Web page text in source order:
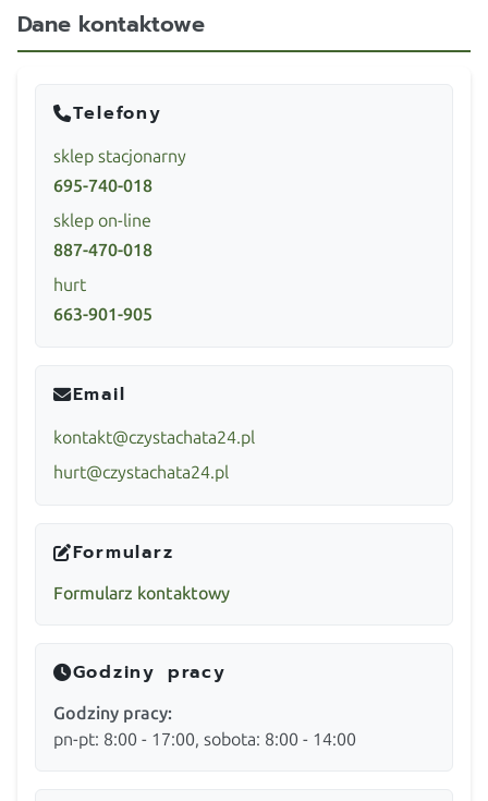
Dane kontaktowe
Telefony
sklep stacjonarny
695-740-018
sklep on-line
887-470-018
hurt
663-901-905
Email
kontakt@czystachata24.pl
hurt@czystachata24.pl
Formularz
Formularz kontaktowy
Godziny pracy
Godziny pracy:
pn-pt: 8:00 - 17:00, sobota: 8:00 - 14:00